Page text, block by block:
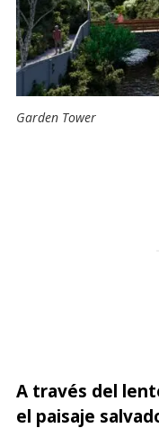
Garden Tower
A través del
el paisaje